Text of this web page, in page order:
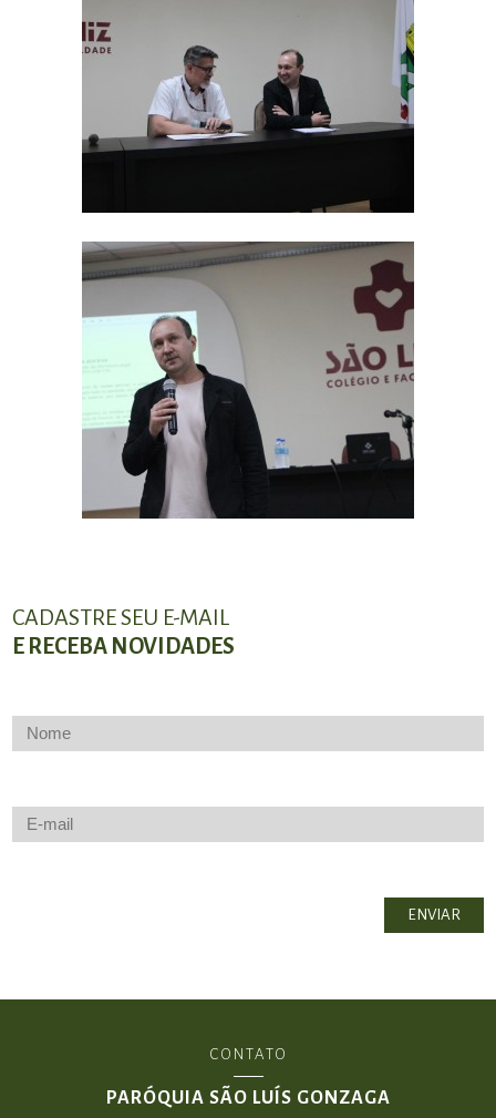
CADASTRE SEU E-MAIL
E RECEBA NOVIDADES
CONTATO
PARÓQUIA SÃO LUÍS GONZAGA